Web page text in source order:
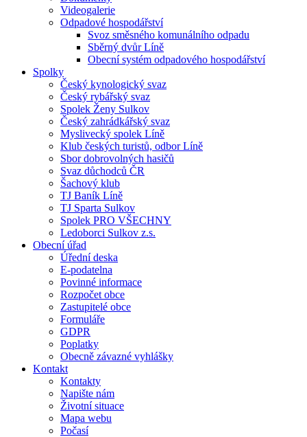
Videogalerie
Odpadové hospodářství
Svoz směsného komunálního odpadu
Sběrný dvůr Líně
Obecní systém odpadového hospodářství
Spolky
Český kynologický svaz
Český rybářský svaz
Spolek Ženy Sulkov
Český zahrádkářský svaz
Myslivecký spolek Líně
Klub českých turistů, odbor Líně
Sbor dobrovolných hasičů
Svaz důchodců ČR
Šachový klub
TJ Baník Líně
TJ Sparta Sulkov
Spolek PRO VŠECHNY
Ledoborci Sulkov z.s.
Obecní úřad
Úřední deska
E-podatelna
Povinné informace
Rozpočet obce
Zastupitelé obce
Formuláře
GDPR
Poplatky
Obecně závazné vyhlášky
Kontakt
Kontakty
Napište nám
Životní situace
Mapa webu
Počasí